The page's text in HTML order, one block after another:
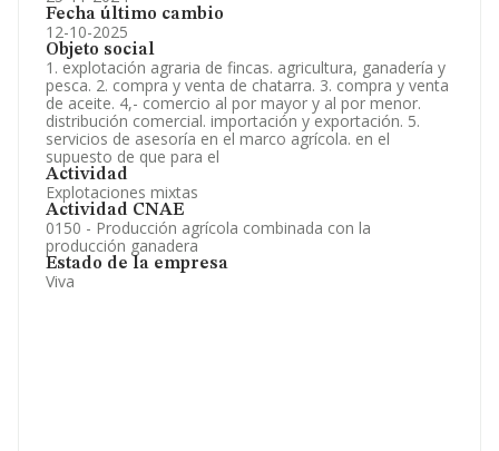
Fecha último cambio
12-10-2025
Objeto social
1. explotación agraria de fincas. agricultura, ganadería y
pesca. 2. compra y venta de chatarra. 3. compra y venta
de aceite. 4,- comercio al por mayor y al por menor.
distribución comercial. importación y exportación. 5.
servicios de asesoría en el marco agrícola. en el
supuesto de que para el
Actividad
Explotaciones mixtas
Actividad CNAE
0150 - Producción agrícola combinada con la
producción ganadera
Estado de la empresa
Viva